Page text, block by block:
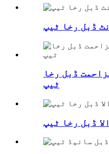
ڈبل رخا ٹیپ
ڈبل رخا
ٹیپ
ڈبل ​​رخا ٹیپ